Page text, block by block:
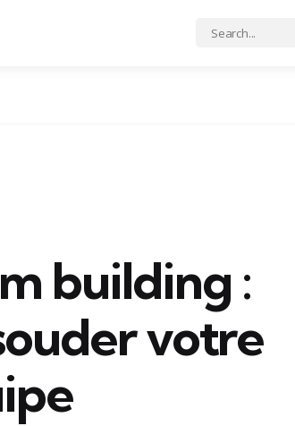
Search
for:
building :
votre